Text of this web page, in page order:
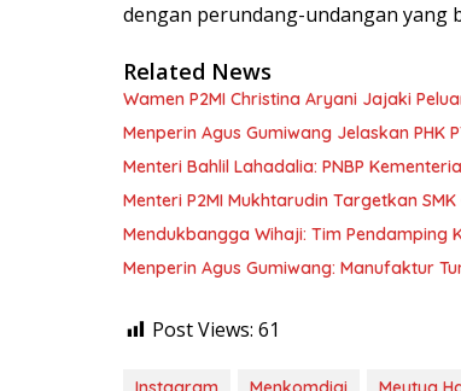
dengan perundang-undangan yang
Related News
Wamen P2MI Christina Aryani Jajaki
Menperin Agus Gumiwang Jelaskan
Menteri Bahlil Lahadalia: PNBP
Menteri P2MI Mukhtarudin Targetkan
Mendukbangga Wihaji: Tim Pendamping
Menperin Agus Gumiwang: Manufaktur
Post Views: 61